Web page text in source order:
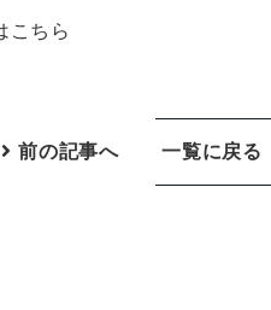
こちら
前の記事へ 一覧に戻る